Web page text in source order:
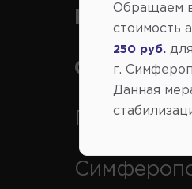
Переулок
Обращаем
стоимость
250 руб.
г.
Данная